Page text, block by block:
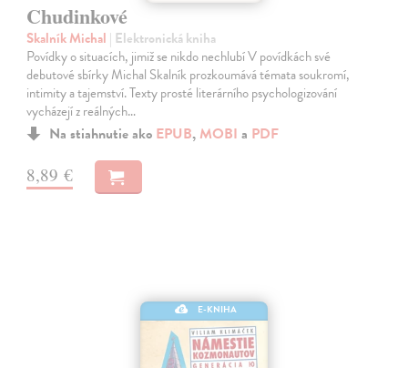
Chudinkové
Skalník Michal | Elektronická kniha
Povídky o situacích, jimiž se nikdo nechlubí V povídkách své
debutové sbírky Michal Skalník prozkoumává témata soukromí,
intimity a tajemství. Texty prosté literárního psychologizování
vycházejí z reálných…
Na stiahnutie ako EPUB, MOBI a PDF
8,89 €
E-KNIHA